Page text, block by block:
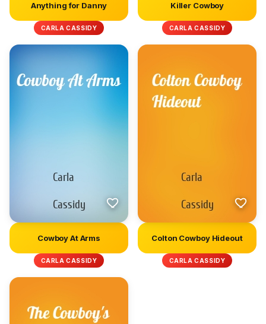
Anything for Danny
CARLA CASSIDY
Killer Cowboy
CARLA CASSIDY
Cowboy At Arms
CARLA CASSIDY
Colton Cowboy Hideout
CARLA CASSIDY